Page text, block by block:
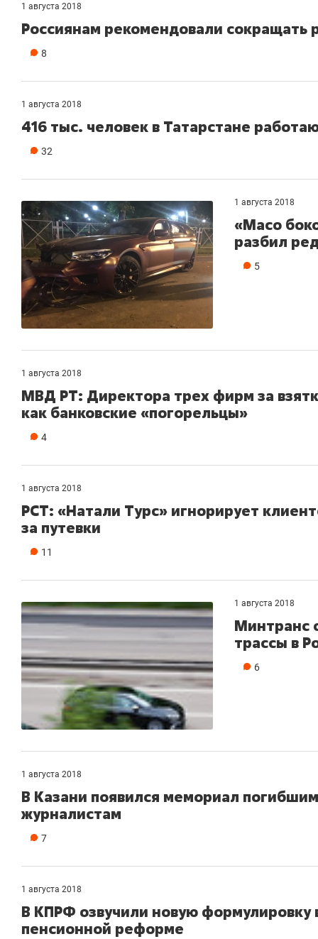
1 августа 2018
Россиянам рекомендовали сокращать
8
1 августа 2018
416 тыс. человек в Татарстане
32
1 августа 2018
«Масо
разбил
5
1 августа 2018
МВД РТ: Директора трех фирм за
как банковские «​погорельцы»
4
1 августа 2018
РСТ: «Натали Турс» игнорирует
за путевки
11
1 августа 2018
Минтранс
трассы в
6
1 августа 2018
В Казани появился мемориал
журналистам
7
1 августа 2018
В КПРФ озвучили новую
пенсионной реформе